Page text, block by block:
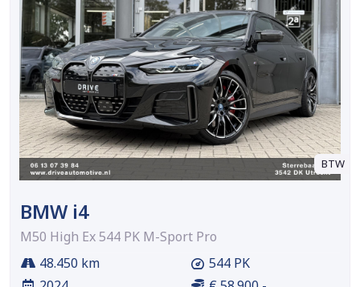
BTW
BMW i4
M50 High Ex 544 PK M-Sport Pro
48.450 km
544 PK